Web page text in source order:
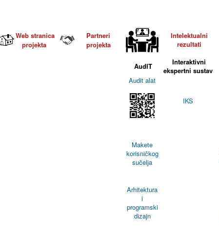
Web stranica
projekta
Partneri
projekta
Intelektualni
rezultati
AudIT
Interaktivni
ekspertni sustav
Audit alat
IKS
Makete
korisničkog
sučelja
Arhitektura
i
programski
dizajn